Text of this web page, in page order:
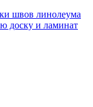
швов линолеума
доску и ламинат